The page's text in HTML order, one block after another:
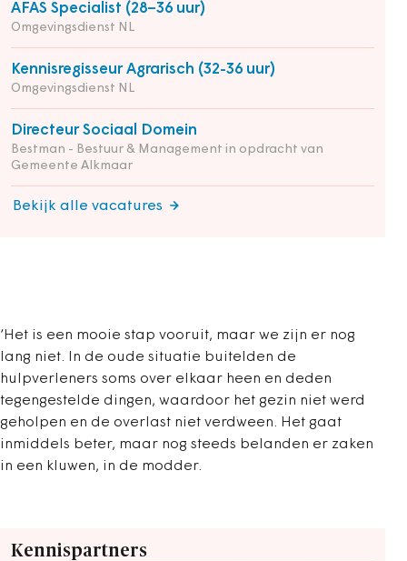
AFAS Specialist (28–36 uur)
Omgevingsdienst NL
Kennisregisseur Agrarisch (32-36 uur)
Omgevingsdienst NL
Directeur Sociaal Domein
Bestman - Bestuur & Management in opdracht van
Gemeente Alkmaar
Bekijk alle vacatures
‘Het is een mooie stap vooruit, maar we zijn er nog
lang niet. In de oude situatie buitelden de
hulpverleners soms over elkaar heen en deden
tegengestelde dingen, waardoor het gezin niet werd
geholpen en de overlast niet verdween. Het gaat
inmiddels beter, maar nog steeds belanden er zaken
in een kluwen, in de modder.
Kennispartners